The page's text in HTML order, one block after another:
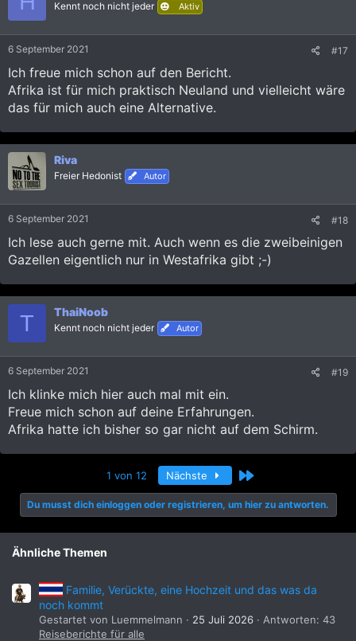
sprechen, so gabs bei der Kommunikation
eigentlich nie Probleme. Neben den
Tindermatches wollten wir dann auch die
Discos vor Ort unsicher machen und einfach
live schauen, was es gibt. Für Sansibar hatten
wir dann wieder meine SLT vom Januar und
denn im Januar hatte ich schon gemerkt, dass
es auf Sansibar alles ein bisschen kleiner ist
und man jagen vor Ort praktisch komplett
vergessen kann und auf Tinder die Auswahl
auch eher begrenzt ist. Es kann natürlich mal
klappen, aber den Großteil der Zeit hätte man
dann eher alleine gepennt. Das wollten wir auf
jeden Fall vermeiden.
Den Bericht wollten@Diomedisund ich
eigentlich gemeinsam schreiben. Der Faulpelz
hatte dann aber doch keine Lust, umso
besser. Wird der Bericht endlich mal wieder
legen----wait for it----dary.
Anhang anzeigen 1715279
Vielleicht teilt
seine Eindrücke und Fazit mit.
Kennt noch nicht jeder Aktiv
6 September 2021 #17
Ich freue mich schon auf den Bericht.
Afrika ist für mich praktisch Neuland und vielleicht wäre
das für mich auch eine Alternative.
Riva
Freier Hedonist Autor
6 September 2021 #18
Ich lese auch gerne mit. Auch wenn es die zweibeinigen
Gazellen eigentlich nur in Westafrika gibt ;-)
T ThaiNoob
Kennt noch nicht jeder Autor
6 September 2021 #19
Ich klinke mich hier auch mal mit ein.
Freue mich schon auf deine Erfahrungen.
Afrika hatte ich bisher so gar nicht auf dem Schirm.
1 von 12 Nächste Letzte
Du musst dich einloggen oder registrieren, um hier zu antworten.
Ähnliche Themen
Familie, Verückte, eine Hochzeit und das was da
noch kommt
Gestartet von Luemmelmann 25 Juli 2026
Antworten: 43
Reiseberichte für alle